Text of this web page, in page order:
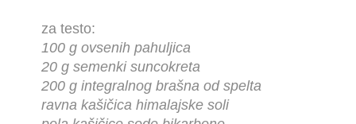
za testo:
100 g ovsenih pahuljica
20 g semenki suncokreta
200 g integralnog brašna od spelta
ravna kašičica himalajske soli